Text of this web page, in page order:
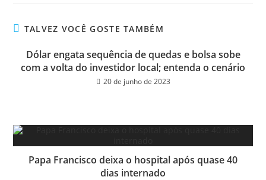
ok er
TALVEZ VOCÊ GOSTE TAMBÉM
Dólar engata sequência de quedas e bolsa sobe
com a volta do investidor local; entenda o cenário
20 de junho de 2023
Papa Francisco deixa o hospital após quase 40
dias internado